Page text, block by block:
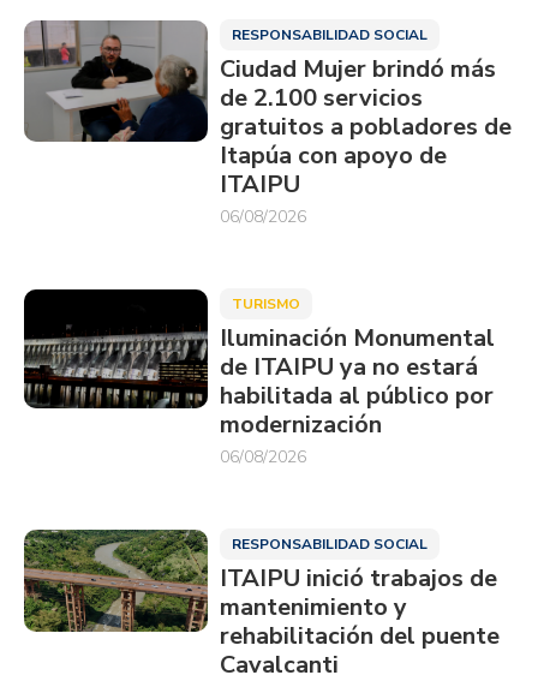
RESPONSABILIDAD SOCIAL
Ciudad Mujer brindó más
de 2.100 servicios
gratuitos a pobladores de
Itapúa con apoyo de
ITAIPU
06/08/2026
TURISMO
Iluminación Monumental
de ITAIPU ya no estará
habilitada al público por
modernización
06/08/2026
RESPONSABILIDAD SOCIAL
ITAIPU inició trabajos de
mantenimiento y
rehabilitación del puente
Cavalcanti